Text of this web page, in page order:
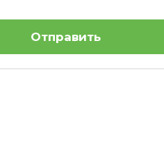
Отправить